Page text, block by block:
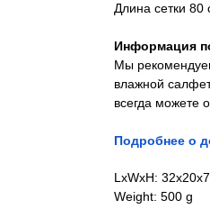
Длина сетки 80
Информация
Мы
влажной
всегда можете
Подробнее о
LxWxH:
Weight: 500 g